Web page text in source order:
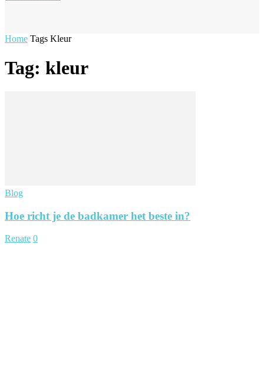
Home Tags Kleur
Tag: kleur
Blog
Hoe richt je de badkamer het beste in?
Renate 0